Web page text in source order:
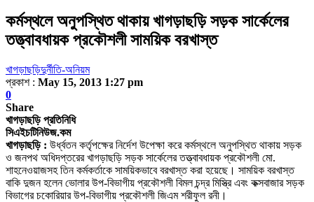
কর্মস্থলে অনুপস্থিত থাকায় খাগড়াছড়ি সড়ক সার্কেলের
তত্ত্বাবধায়ক প্রকৌশলী সাময়িক বরখাস্ত
খাগড়াছড়িদুর্নীতি-অনিয়ম
প্রকাশ : May 15, 2013 1:27 pm
0
Share
খাগড়াছড়ি প্রতিনিধি
সিএইচটিনিউজ.কম
খাগড়াছড়ি : উর্ধ্বতন কর্তৃপক্ষের নির্দেশ উপেক্ষা করে কর্মস্থলে অনুপস্থিত থাকায় সড়ক
ও জনপথ অধিদপ্তরের খাগড়াছড়ি সড়ক সার্কেলের তত্ত্বাবধায়ক প্রকৌশলী মো.
শাহনেওয়াজসহ তিন কর্মকর্তাকে সাময়িকভাবে বরখাস্ত করা হয়েছে। সাময়িক বরখাস্ত
বাকি দুজন হলেন ভোলার উপ-বিভাগীয় প্রকৌশলী বিমল চন্দ্র মিস্ত্রি এবং কক্সবাজার সড়ক
বিভাগের চকোরিয়ার উপ-বিভাগীয় প্রকৌশলী জিএম শরীফুল রনী।